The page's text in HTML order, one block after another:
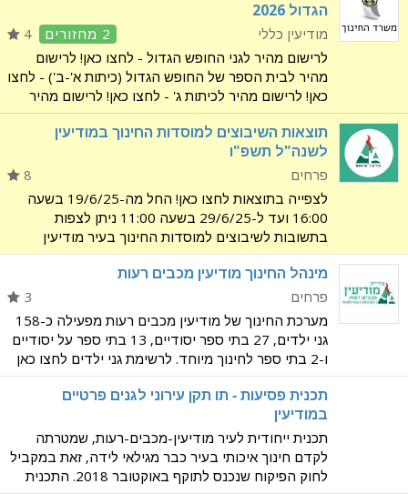
הגדול 2026
4 2 מחזורים
מודיעין כללי
לרישום מהיר לגני החופש הגדול - לחצו כאן! לרישום
מהיר לבית הספר של החופש הגדול (כיתות א'-ב') - לחצו
כאן! לרישום מהיר לכיתות ג' - לחצו כאן! לרישום מהיר
לכיתות ד'-ו' - לחצו כאן! תאריך אחרון לרישום: 8/6/26
(חוץ מכיתות ד'-ו' עד 10/6). מיועד לגיל
תוצאות השיבוצים למוסדות החינוך במודיעין
לשנה"ל תשפ"ו
8
פרחים
לצפייה בתוצאות לחצו כאן! החל מה-19/6/25 בשעה
16:00 ועד ל-29/6/25 בשעה 11:00 ניתן לצפות
בתשובות לשיבוצים למוסדות החינוך בעיר מודיעין
מכבים רעות לשנת הלימודים תשפ"ה. ערעור על השיבוץ
ניתן להגיש באמצעות אתר העירייה בלבד בין התאריכים
19/6/25 וע
מינהל החינוך מודיעין מכבים רעות
3
פרחים
מערכת החינוך של מודיעין מכבים רעות מפעילה כ-158
גני ילדים, 27 בתי ספר יסודיים, 13 בתי ספר על יסודיים
ו-2 בתי ספר לחינוך מיוחד. לרשימת גני ילדים לחצו כאן
לרשימת בתי ספר יסודיים לחצו כאן לרשימת בתי ספר
על יסודיים לחצו כאן ליצירת קשר: לשכת ראש
תכנית פסיעות - תו תקן עירוני לגנים פרטיים
במודיעין
תכנית ייחודית לעיר מודיעין-מכבים-רעות, שמטרתה
לקדם חינוך איכותי בעיר כבר מגילאי לידה, זאת במקביל
לחוק הפיקוח שנכנס לתוקף באוקטובר 2018. התכנית